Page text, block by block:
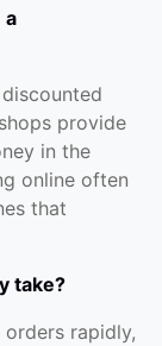
a
provide
in the
online often
that
take?
rapidly,